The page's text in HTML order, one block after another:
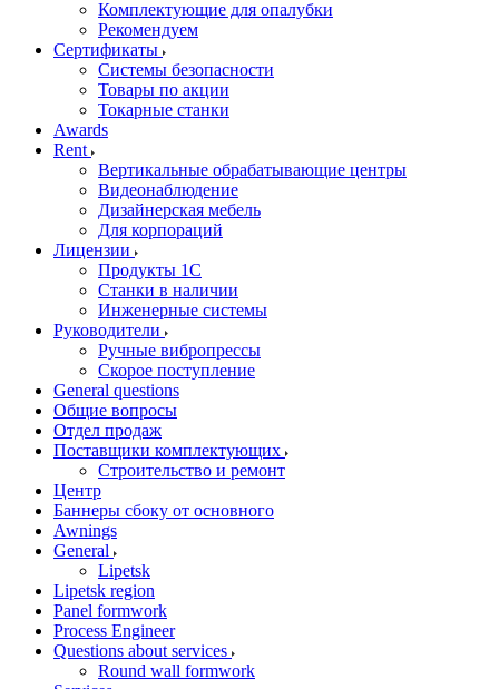
Комплектующие для опалубки
Рекомендуем
Сертификаты
Системы безопасности
Товары по акции
Токарные станки
Awards
Rent
Вертикальные обрабатывающие центры
Видеонаблюдение
Дизайнерская мебель
Для корпораций
Лицензии
Продукты 1С
Станки в наличии
Инженерные системы
Руководители
Ручные вибропрессы
Скорое поступление
General questions
Общие вопросы
Отдел продаж
Поставщики комплектующих
Строительство и ремонт
Центр
Баннеры сбоку от основного
Awnings
General
Lipetsk
Lipetsk region
Panel formwork
Process Engineer
Questions about services
Round wall formwork